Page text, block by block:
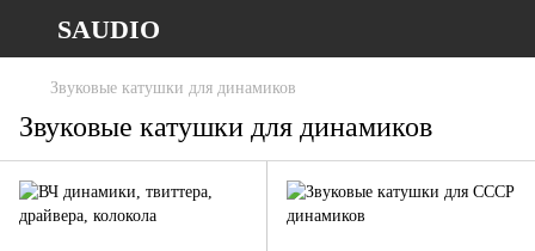
SAUDIO
Звуковые катушки для динамиков
Звуковые катушки для динамиков